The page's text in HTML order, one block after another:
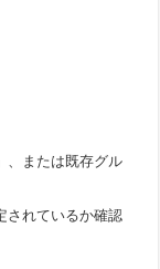
、または既存グル
されているか確認